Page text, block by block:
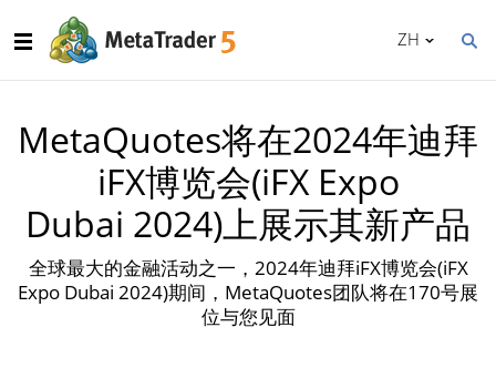
ZH
MetaQuotes将在2024年迪拜
iFX博览会(iFX Expo
Dubai 2024)上展示其新产品
全球最大的金融活动之一，2024年迪拜iFX博览会(iFX
Expo Dubai 2024)期间，MetaQuotes团队将在170号展
位与您见面